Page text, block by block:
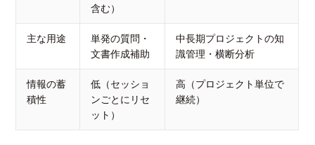
含む）
主な用途
単発の質問・
文書作成補助
中長期プロジェクトの知
識管理・横断分析
情報の蓄
積性
低（セッショ
ンごとにリセ
ット）
高（プロジェクト単位で
継続）